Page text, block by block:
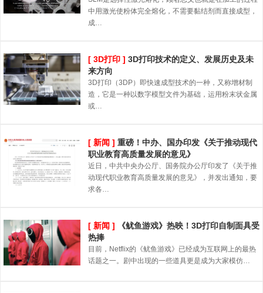
中用激光使粉体完全熔化，不需要黏结剂而直接成型，
成…
[ 3D打印 ] 3D打印技术的定义、发展历史及未
来方向
3D打印（3DP）即快速成型技术的一种，又称增材制
造，它是一种以数字模型文件为基础，运用粉末状金属
或…
[ 新闻 ] 重磅！中办、国办印发《关于推动现代
职业教育高质量发展的意见》
近日，中共中央办公厅、国务院办公厅印发了《关于推
动现代职业教育高质量发展的意见》，并发出通知，要
求各…
[ 新闻 ]
《鱿鱼游戏》热映！3D打印自制面具受
热捧
目前，Netflix的《鱿鱼游戏》已经成为互联网上的最热
话题之一。剧中出现的一些道具更是成为大家模仿…